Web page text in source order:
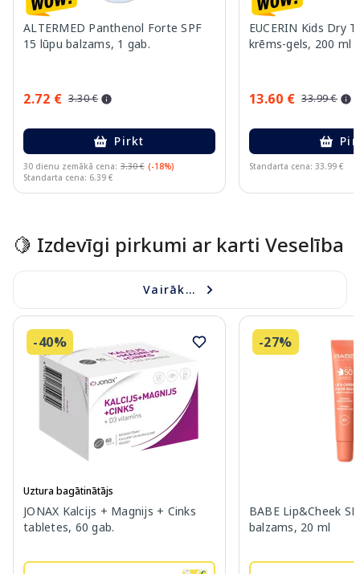
ALTERMED Panthenol Forte SPF
15 lūpu balzams, 1 gab.
2.72 € 3.30 €
Pirkt
30 dienu zemākā cena: 3.30 € (-18%)
Standarta cena: 6.39 €
EUCERIN Kids Dry
krēms-gels, 200 ml
13.60 € 33.99 €
Standarta cena: 33.99 €
🍋 Izdevīgi pirkumi ar karti Veselība
Vairāk...
-40%
Uztura bagātinātājs
JONAX Kalcijs + Magnijs + Cinks
tabletes, 60 gab.
-27%
BABE Lip&Cheek
balzams, 20 ml